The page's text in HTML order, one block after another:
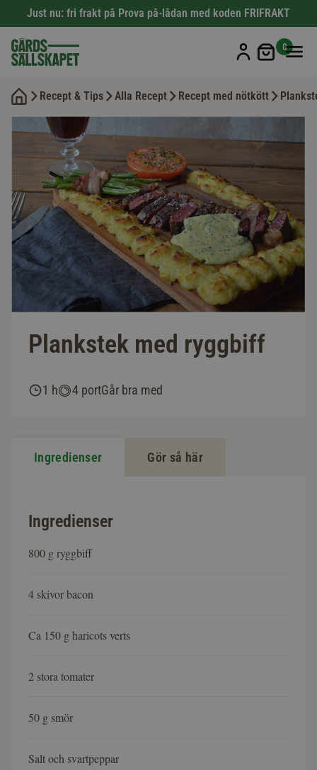
Just nu: fri frakt på Prova på-lådan med koden FRIFRAKT
Min
0
Recept & Tips Alla Recept Recept med nötkött
Plankstek med ryggbiff
1 h 4 portGår bra med
Ingredienser Gör så här
Ingredienser
800 g ryggbiff
4 skivor bacon
Ca 150 g haricots verts
2 stora tomater
50 g smör
Salt och svartpeppar